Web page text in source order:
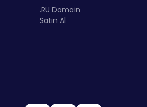
.RU Domain
Satın Al